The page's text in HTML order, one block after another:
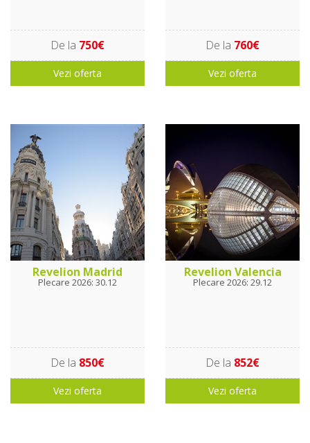
De la 750€
Vezi oferta
De la 760€
Vezi oferta
Revelion Madrid
Plecare 2026: 30.12
De la 850€
Vezi oferta
Revelion Valencia
Plecare 2026: 29.12
De la 852€
Vezi oferta